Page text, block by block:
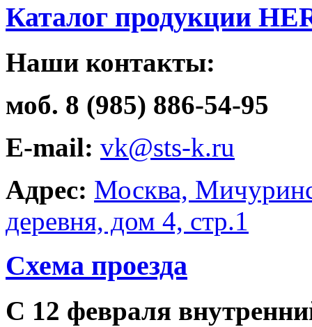
Каталог продукции
Наши контакты:
моб. 8 (985) 886-54-95
E-mail: vk@sts-k.ru
Адрес: Москва,
деревня, дом 4, стр.1
Схема проезда
С 12 февраля